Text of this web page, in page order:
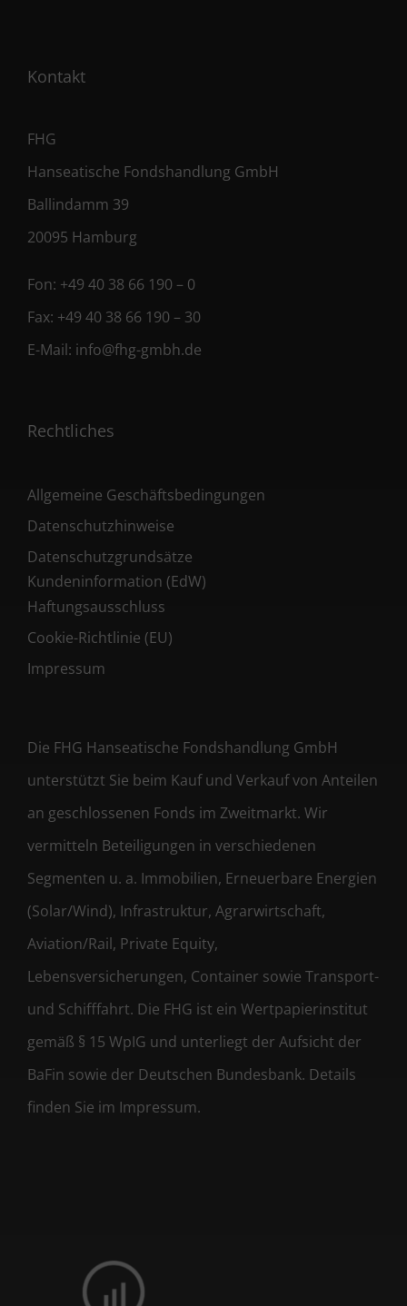
Kontakt
FHG
Hanseatische Fondshandlung GmbH
Ballindamm 39
20095 Hamburg
Fon: +49 40 38 66 190 – 0
Fax: +49 40 38 66 190 – 30
E-Mail: info@fhg-gmbh.de
Rechtliches
Allgemeine Geschäftsbedingungen
Datenschutzhinweise
Datenschutzgrundsätze
Kundeninformation (EdW)
Haftungsausschluss
Cookie-Richtlinie (EU)
Impressum
Die FHG Hanseatische Fondshandlung GmbH
unterstützt Sie beim Kauf und Verkauf von Anteilen
an geschlossenen Fonds im Zweitmarkt. Wir
vermitteln Beteiligungen in verschiedenen
Segmenten u. a. Immobilien, Erneuerbare Energien
(Solar/Wind), Infrastruktur, Agrarwirtschaft,
Aviation/Rail, Private Equity,
Lebensversicherungen, Container sowie Transport-
und Schifffahrt. Die FHG ist ein Wertpapierinstitut
gemäß § 15 WpIG und unterliegt der Aufsicht der
BaFin sowie der Deutschen Bundesbank. Details
finden Sie im Impressum.